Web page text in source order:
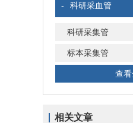
- 科研采血管
科研采集管
标本采集管
查
相关文章